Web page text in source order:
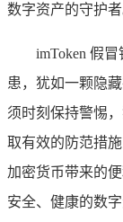
数字资产的守护者
imToken 假
患，犹如一颗隐
须时刻保持警惕
取有效的防范措
加密货币带来的
安全、健康的数